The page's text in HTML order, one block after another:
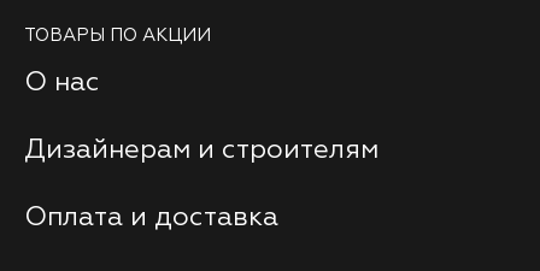
ТОВАРЫ ПО АКЦИИ
О нас
Дизайнерам и строителям
Оплата и доставка